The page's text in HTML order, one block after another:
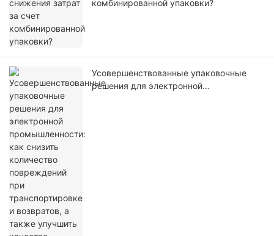
комбинированной упаковки?
Усовершенствованные упаковочные
решения для электронной